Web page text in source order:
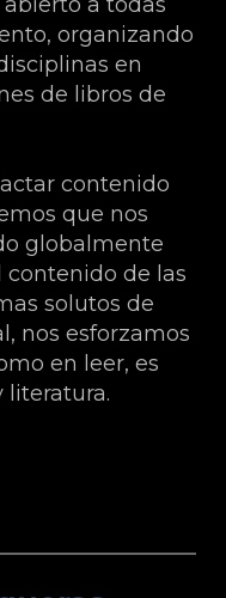
organizando
en
de libros de
contenido
que nos
globalmente
de las
solutos de
nos esforzamos
en leer, es
literatura.